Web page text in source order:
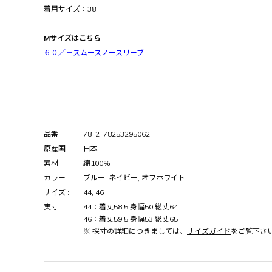
着用サイズ：38
Mサイズはこちら
６０／－スムースノースリーブ
品番 :
78_2_78253295062
原産国 :
日本
素材 :
綿100%
カラー :
ブルー, ネイビー, オフホワイト
サイズ :
44, 46
実寸 :
44：着丈58.5 身幅50 総丈64
46：着丈59.5 身幅53 総丈65
※ 採寸の詳細につきましては、 サイズガイドをご覧下さ